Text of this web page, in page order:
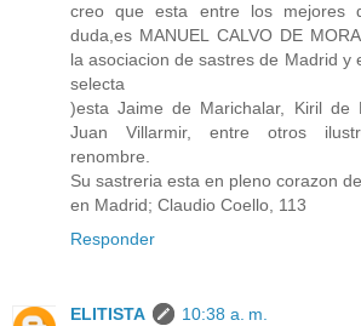
creo que esta entre los mejores
duda,es MANUEL CALVO DE
la asociacion de sastres de Madrid y
selecta
)esta Jaime de Marichalar, Kiril de
Juan Villarmir, entre otros
renombre.
Su sastreria esta en pleno corazon
en Madrid; Claudio Coello, 113
Responder
ELITISTA
10:38 a. m.